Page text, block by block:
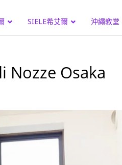
SIELE希艾爾 沖繩教堂
Nozze Osaka